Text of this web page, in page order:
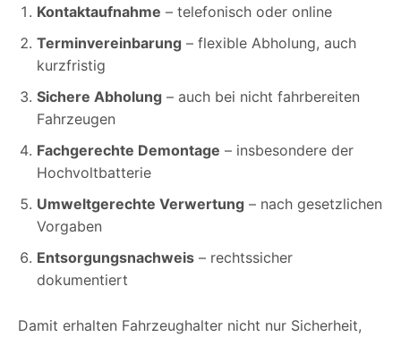
Kontaktaufnahme – telefonisch oder online
Terminvereinbarung – flexible Abholung, auch
kurzfristig
Sichere Abholung – auch bei nicht fahrbereiten
Fahrzeugen
Fachgerechte Demontage – insbesondere der
Hochvoltbatterie
Umweltgerechte Verwertung – nach gesetzlichen
Vorgaben
Entsorgungsnachweis – rechtssicher
dokumentiert
Damit erhalten Fahrzeughalter nicht nur Sicherheit,